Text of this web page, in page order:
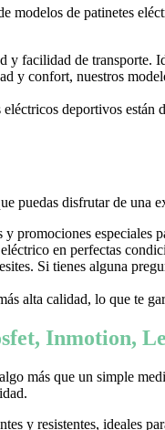
de patinetes
facilidad de transporte.
y confort, nuestros
deportivos
puedas disfrutar de
promociones especiales
en perfectas
Si tienes alguna
alta calidad, lo que te
Inmotion,
más que un simple
y resistentes, ideales